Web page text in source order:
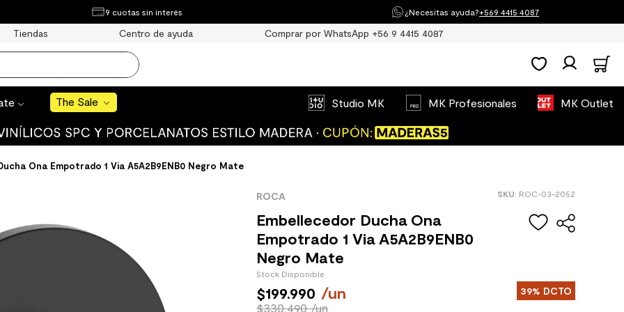
9 cuotas sin interés ¿Necesitas ayuda?+569 4415 4087
Tiendas Centro de ayuda Comprar por WhatsApp +56 9 4415 4087
The Sale Studio MK MK Profesionales MK Outlet
Sale
¿Qué estás buscando?
BUSCADOS
Ona Empotrado 1 Via A5A2B9ENB0 Negro Mate
ROCA : ROC-03-2052
Embellecedor Ducha Ona
Empotrado 1 Via A5A2B9ENB0
Negro Mate
Stock Disponible
$199.990 /un 39% DCTO
$330.490 /un